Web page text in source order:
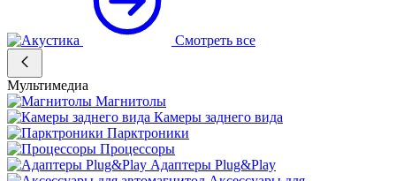
Смотреть все
Мультимедиа
Магнитолы
Камеры заднего вида
Парктроники
Процессоры
Адаптеры Plug&Play